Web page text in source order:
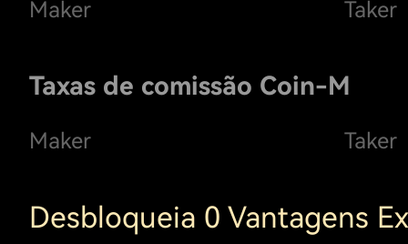
Maker Taker
Taxas de comissão Coin-M
Maker Taker
Desbloqueia 0 Vantagens